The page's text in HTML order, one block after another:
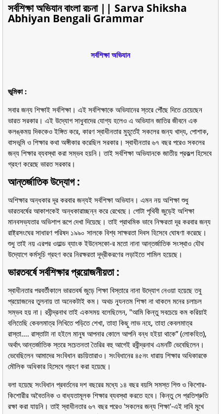
সর্বশিক্ষা অভিযান বাংলা রচনা || Sarva Shiksha
Abhiyan Bengali Grammar
সর্বশিক্ষা অভিযান
ভূমিকা :
সবার জন্য শিক্ষাই সর্বশিক্ষা। এই সর্বশিক্ষাকে অভিযানের স্তরে পৌঁছে দিতে চেয়েছেন
ভারত সরকার। এই উদ্যোগ সাধুবাদের যোগ্য হলেও এ অভিযান জাতির জীবনে এক
কলঙ্কময় দিককেও ইঙ্গিত করে, কারণ স্বাধীনতার মুহূর্তেই সকলের জন্য খাদ্য, পোশাক,
বাসভূমি ও শিক্ষার কথা অঙ্গীকার করেছিল সরকার। স্বাধীনতার ৬৭ বছর পরেও সকলের
জন্য শিক্ষার ব্যবস্থা করা সম্ভব হয়নি। তাই সর্বশিক্ষা অভিযানকে জাতীয় প্রকল্প হিসেবে
গ্রহণ করেছে ভারত সরকার।
আন্তর্জাতিক উদ্যোগ :
অশিক্ষার অন্ধকার দূর করবার জন্যই সর্বশিক্ষা অভিযান। এমন নয় অশিক্ষা শুধু
ভারতবর্ষের আকাশকেই অন্ধকারাচ্ছন্ন করে রেখেছে। গোটা পৃথিবী জুড়েই অশিক্ষা
মানবসভ্যতার অভিশাপ রূপে দেখা দিয়েছে। তাই প্রাথমিক ভাবে নিক্ষরতা দূর করবার জন্য
রাষ্ট্রসংঘের সাধারণ পরিষদ ১৯৯০ সালকে বিশ্ব সাক্ষরতা দিবস হিসেবে ঘোষণা করেছে।
শুধু তাই নয় এরপর ওয়াল্ড ব্যাংক ইউনেসকো-র মতো নানা আন্তর্জাতিক সংস্থাও যৌথ
উদ্যোগে কর্মসূচি গ্রহণ করে নিরক্ষরতা দূদ্রীকরণের লড়াইতে শামিল হয়েছে।
ভারতবর্ষে সর্বশিক্ষার প্রয়োজনীয়তা :
স্বাধীনতার পরবর্তীকালে ভারতবর্ষ জুড়ে শিক্ষা বিস্তারে নানা উদ্যোগ নেওয়া হয়েছে তবু
প্রয়োজনের তুলনায় তা অনেকটাই কম। অথচ ন্যূনতম শিক্ষা না থাকলে মনের চলাচল
সম্ভব হয় না। রবীন্দ্রনাথ তাই একসময় বলেছিলেন, "আমি কিন্তু সবচেয়ে কম করিয়াই
বলিতেছি কেবলমাত্র লিখিতে পড়িতে শেখা, তাহা কিছু লাভ নহে, তাহা কেবলমাত্র
রাস্তা.... রাস্তাটা না হইলে মানুষ আপনার কোলে আপনি বন্ধ হইয়া থাকে” (লোকহিত),
অর্থাৎ আন্তর্জাতিক স্তরে সচেতনতা তৈরির বহু আগেই রবীন্দ্রনাথ এমনটি ভেবেছিলেন।
ভেবেছিলেন আমাদের সংবিধান রচয়িতারাও। সংবিধানের ৪৫নং ধারায় শিক্ষার অধিকারকে
মৌলিক অধিকার হিসেবে গ্রহণ করা হয়েছে।
বলা হয়েছে সংবিধান প্রবর্তনের দশ বছরের মধ্যে ১৪ বছর বয়সি সমস্ত শিশু ও কিশোর-
কিশোরীর অবৈতনিক ও বাধ্যতামূলক শিক্ষার ব্যবস্থা করতে হবে। কিন্তু সে প্রতিশ্রুতি
রক্ষা করা যায়নি। তাই স্বাধীনতার ৬৭ বছর পরেও 'সকলের জন্য শিক্ষা'-এই দাবি মুখে